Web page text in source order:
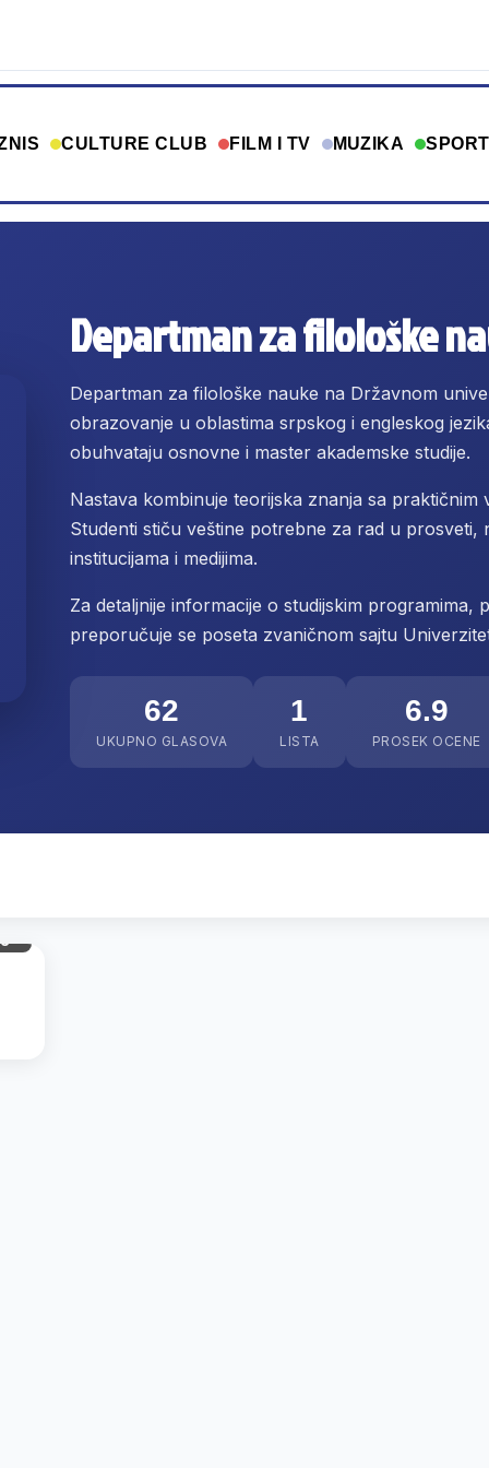
CULTURE CLUB FILM I TV MUZIKA SPORT
Departman za filološke
Departman za filološke nauke na Državnom
obrazovanje u oblastima srpskog i engleskog
obuhvataju osnovne i master akademske studije.
Nastava kombinuje teorijska znanja sa praktičnim
Studenti stiču veštine potrebne za rad u prosveti,
institucijama i medijima.
Za detaljnije informacije o studijskim programima,
preporučuje se poseta zvaničnom sajtu
62
UKUPNO GLASOVA
1
LISTA
6.9
PROSEK OCENE